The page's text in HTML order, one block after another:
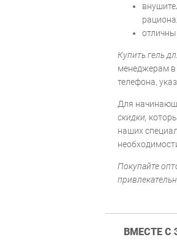
Купить гель
менеджерам в
телефона,
Для
скидки,
наших
Покупайте
ВМЕСТЕ С